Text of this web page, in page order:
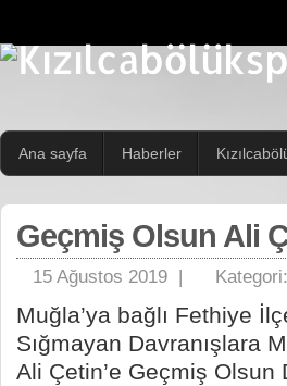
Ana sayfa Haberler
Geçmiş Olsun Ali
15 Ağustos 2019 | Kategori:
Muğla’ya bağlı Fethiye
Sığmayan Davranışlara
Ali Çetin’e Geçmiş